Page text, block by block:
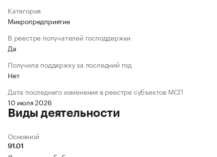
Категория
Микропредприятие
В реестре получателей господдержки
Да
Получила поддержку за последний год
Нет
Дата последнего изменения в реестре субъектов МСП
10 июля 2026
Виды деятельности
Основной
91.01